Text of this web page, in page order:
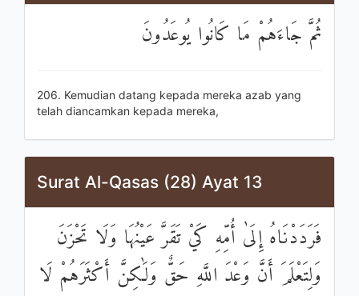
ثُمَّ جَاءَهُمْ مَا كَانُوا يُوعَدُونَ
206. Kemudian datang kepada mereka azab yang
telah diancamkan kepada mereka,
Surat Al-Qasas (28) Ayat 13
فَرَدَدْنَاهُ إِلَىٰ أُمِّهِ كَيْ تَقَرَّ عَيْنُهَا وَلَا تَحْزَنَ
وَلِتَعْلَمَ أَنَّ وَعْدَ اللَّهِ حَقٌّ وَلَٰكِنَّ أَكْثَرَهُمْ لَا